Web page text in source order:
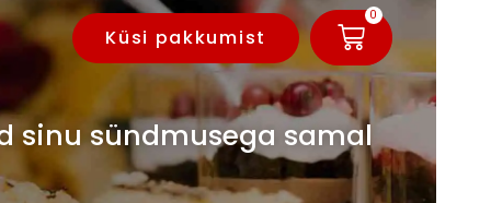
Küsi pakkumist
0
sinu sündmusega samal